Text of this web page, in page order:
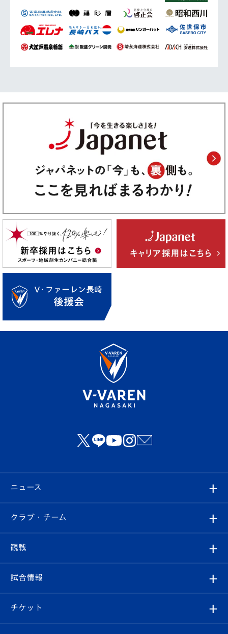
ニュース
すべて
クラブ
試合情報
クラブ・チーム
クラブ概要
エンブレム紹介
観戦
観戦ルール
はじめての観戦ガイド
試合情報
試合日程/結果
チケット